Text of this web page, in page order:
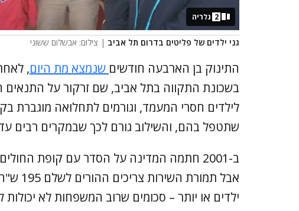
גני ילדים של פליטים בדרום תל אביב | צילום: אבשלום ששוני
2 גלריה
התינוק בן הארבעה חודשים שנמצא מת היום,
בשכונת התקווה בתל אביב, שם זרקור על התנאים
לילדים חסרי המעמד, וגורמים לתחלואה מוגברת
שתטפל בהם, והשילוב גורם לכך שבמקרים רבים
ב-2001 חתמה המדינה על הסדר עם קופת
ילדים או יותר – סכומים שרוב המשפחות לא